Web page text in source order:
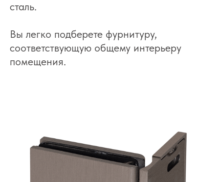
сталь.
Вы легко подберете фурнитуру,
соответствующую общему интерьеру
помещения.